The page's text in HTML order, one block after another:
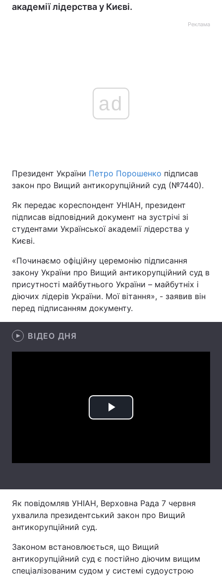
Головна Війна
Україна Політика
Економіка Світ
Спорт Наука
Техно і зв'язок
Зброя Інциденти
Здоров'я Туризм
Цікавинки
Статті
Архів Вакансії
Послуги
академії лідерства у Києві.
Реклама
ad
Президент України Петро Порошенко підписав
закон про Вищий антикорупційний суд (№7440).
Як передає кореспондент УНІАН, президент
підписав відповідний документ на зустрічі зі
студентами Української академії лідерства у
Києві.
«Починаємо офіційну церемонію підписання
закону України про Вищий антикорупційний суд в
присутності майбутнього України – майбутніх і
діючих лідерів України. Мої вітання», - заявив він
перед підписанням документу.
ВІДЕО ДНЯ
Play
Як повідомляв УНІАН, Верховна Рада 7 червня
ухвалила президентський закон про Вищий
антикорупційний суд.
Законом встановлюється, що Вищий
антикорупційний суд є постійно діючим вищим
спеціалізованим судом у системі судоустрою